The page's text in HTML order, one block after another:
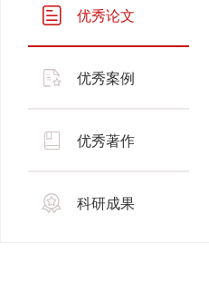
优秀论文
优秀案例
优秀著作
科研成果